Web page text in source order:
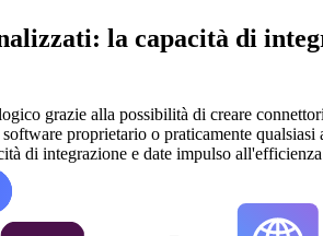
la capacità di
grazie alla possibilità di creare
proprietario o praticamente
di integrazione e date impulso